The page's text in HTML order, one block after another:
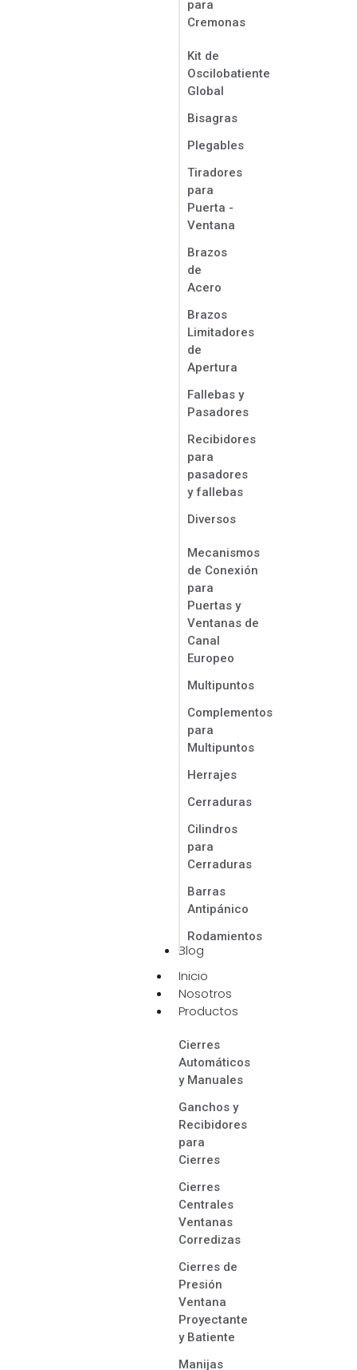
para
Cremonas
Kit de
Oscilobatiente
Global
Bisagras
Plegables
Tiradores
para
Puerta -
Ventana
Brazos
de
Acero
Brazos
Limitadores
de
Apertura
Fallebas y
Pasadores
Recibidores
para
pasadores
y fallebas
Diversos
Mecanismos
de Conexión
para
Puertas y
Ventanas de
Canal
Europeo
Multipuntos
Complementos
para
Multipuntos
Herrajes
Cerraduras
Cilindros
para
Cerraduras
Barras
Antipánico
Rodamientos
Blog
Inicio
Nosotros
Productos
Cierres
Automáticos
y Manuales
Ganchos y
Recibidores
para
Cierres
Cierres
Centrales
Ventanas
Corredizas
Cierres de
Presión
Ventana
Proyectante
y Batiente
Manijas